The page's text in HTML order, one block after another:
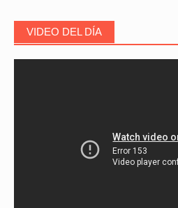
VIDEO DEL DÍA